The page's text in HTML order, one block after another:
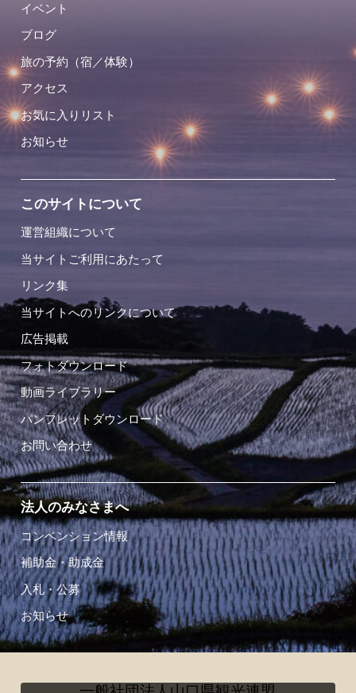
イベント
ブログ
旅の予約（宿／体験）
アクセス
お気に入りリスト
お知らせ
このサイトについて
運営組織について
当サイトご利用にあたって
リンク集
当サイトへのリンクについて
広告掲載
フォトダウンロード
動画ライブラリー
パンフレットダウンロード
お問い合わせ
法人のみなさまへ
コンベンション情報
補助金・助成金
入札・公募
お知らせ